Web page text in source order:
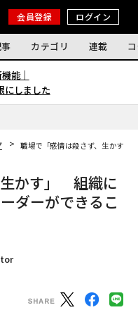
会員登録 ログイン
カテゴリ 連載
能｜
にしました
職場で「感情は殺さず、生かす
かす」 組織に
ダーができるこ